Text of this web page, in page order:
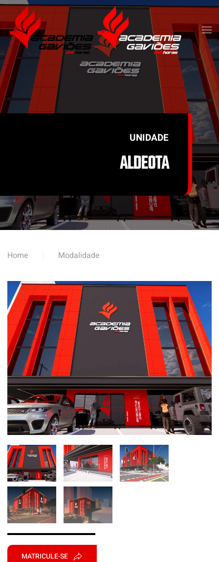
Skip to main content
UNIDADE
ALDEOTA
Home Modalidade
MATRICULE-SE